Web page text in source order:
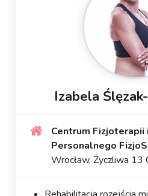
Izabela
Centrum Fizjoterapii
Personalnego
Wrocław, Życzliwa 13